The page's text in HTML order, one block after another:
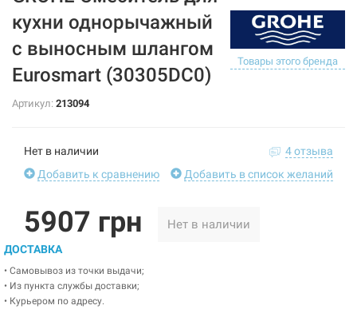
кухни однорычажный
с выносным шлангом
Eurosmart (30305DC0)
Товары этого бренда
Артикул: 213094
Нет в наличии
4 отзыва
Добавить к сравнению
Добавить в список желаний
5907 грн Нет в наличии
ДОСТАВКА
• Самовывоз из точки выдачи;
• Из пункта службы доставки;
• Курьером по адресу.